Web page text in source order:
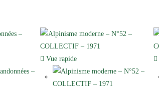
Vue rapide